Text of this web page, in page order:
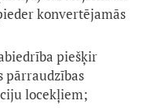
konvertējamās
piešķir
pārraudzības
locekļiem;